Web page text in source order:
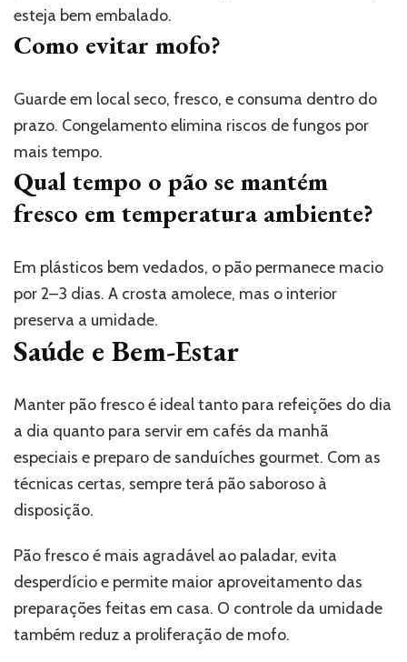
esteja bem embalado.
Como evitar mofo?
Guarde em local seco, fresco, e consuma dentro do
prazo. Congelamento elimina riscos de fungos por
mais tempo.
Qual tempo o pão se mantém
fresco em temperatura ambiente?
Em plásticos bem vedados, o pão permanece macio
por 2–3 dias. A crosta amolece, mas o interior
preserva a umidade.
Saúde e Bem-Estar
Manter pão fresco é ideal tanto para refeições do dia
a dia quanto para servir em cafés da manhã
especiais e preparo de sanduíches gourmet. Com as
técnicas certas, sempre terá pão saboroso à
disposição.
Pão fresco é mais agradável ao paladar, evita
desperdício e permite maior aproveitamento das
preparações feitas em casa. O controle da umidade
também reduz a proliferação de mofo.